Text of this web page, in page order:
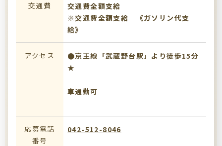
交通費
交通費全額支給
※交通費全額支給 《ガソリン代支
給》
アクセス
●京王線「武蔵野台駅」より徒歩15分
★
車通勤可
応募電話
番号
042-512-8046